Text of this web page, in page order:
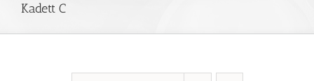
Kadett C